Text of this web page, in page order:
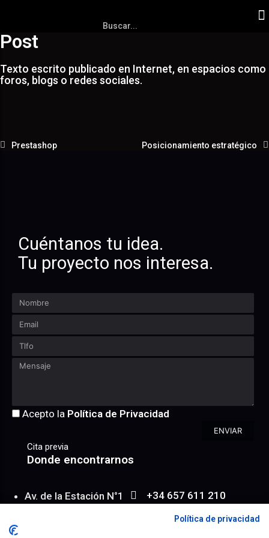
Post
Texto escrito publicado en Internet, en espacios como
foros, blogs o redes sociales.
Prestashop Posicionamiento estratégico
Cuéntanos tu idea.
Tu proyecto nos interesa.
Acepto la Política de Privacidad
ENVIAR
Cita previa
Donde encontrarnos
Av. de la Estación N°1
+34 657 611 210
WhatsAppPolítica de privacidad